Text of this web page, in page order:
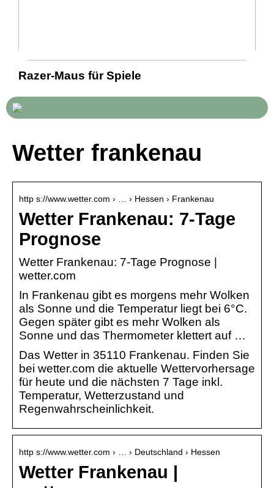
Razer-Maus für Spiele
Wetter frankenau
http s://www.wetter.com › … › Hessen › Frankenau
Wetter Frankenau: 7-Tage
Prognose
Wetter Frankenau: 7-Tage Prognose |
wetter.com
In Frankenau gibt es morgens mehr Wolken
als Sonne und die Temperatur liegt bei 6°C.
Gegen später gibt es mehr Wolken als
Sonne und das Thermometer klettert auf …
Das Wetter in 35110 Frankenau. Finden Sie
bei wetter.com die aktuelle Wettervorhersage
für heute und die nächsten 7 Tage inkl.
Temperatur, Wetterzustand und
Regenwahrscheinlichkeit.
http s://www.wetter.com › … › Deutschland › Hessen
Wetter Frankenau |